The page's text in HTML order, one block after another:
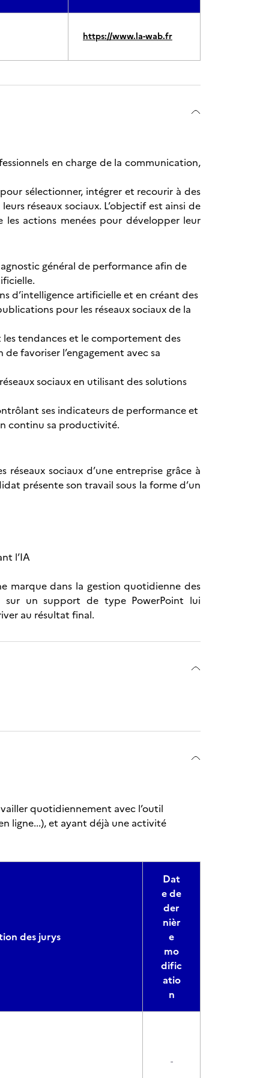
https://www.la-wab.fr
en charge de la communication,
sélectionner, intégrer et recourir à des
réseaux sociaux. L’objectif est ainsi de
les actions menées pour développer leur
général de performance afin de
d’intelligence artificielle et en créant des
pour les réseaux sociaux de la
les tendances et le comportement des
favoriser l’engagement avec sa
sociaux en utilisant des solutions
ses indicateurs de performance et
continu sa productivité.
réseaux sociaux d’une entreprise grâce à
présente son travail sous la forme d’un
l’IA
marque dans la gestion quotidienne des
sur un support de type PowerPoint lui
au résultat final.
quotidiennement avec l’outil
ligne...), et ayant déjà une activité
des jurys
Dat
e de
der
nièr
e
mo
dific
atio
n
-